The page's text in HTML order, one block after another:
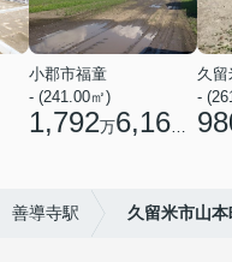
小郡市福童
- (241.00㎡)
1,792万6,160 円
久
-
善導寺駅 久留米市山